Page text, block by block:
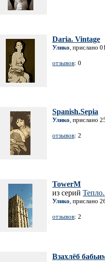
Daria. Vintage
Улико, прислано
отзывов: 0
Spanish.Sepia
Улико, прислано
отзывов: 2
TowerM
из серий
Улико, прислано
отзывов: 2
Взахлёб